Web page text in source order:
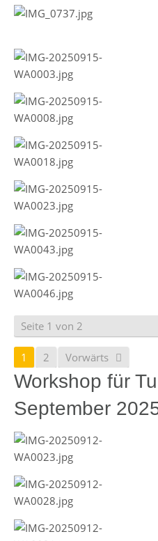
Seite 1 von 2
1 2 Vorwärts
Workshop für
September